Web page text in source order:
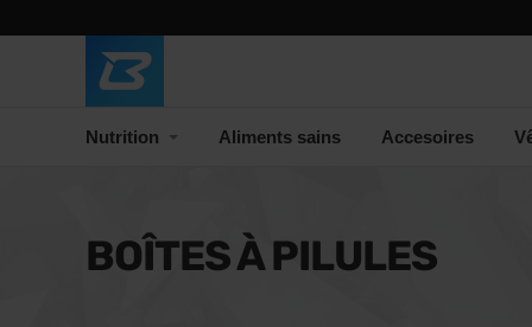
Nutrition Aliments sains Accesoires
BOÎTES À PILULES